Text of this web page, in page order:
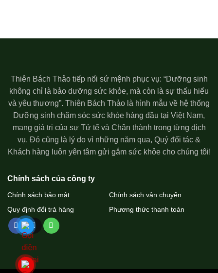
Thiên Bách Thảo tiếp nối sứ mệnh phục vụ: “Dưỡng sinh
không chỉ là bảo dưỡng sức khỏe, mà còn là sự thấu hiểu
và yêu thương”. Thiên Bách Thảo là hình mẫu về hệ thống
Dưỡng sinh chăm sóc sức khỏe hàng đầu tại Việt Nam,
mang giá trị của sự Tử tế và Chân thành trong từng dịch
vụ. Đó cũng là lý do vì những năm qua, Quý đối tác &
Khách hàng luôn yên tâm gửi gắm sức khỏe cho chúng tôi!
Chính sách của công ty
Chính sách bảo mật
Chính sách vận chuyển
Quy định đổi trả hàng
Phương thức thanh toán